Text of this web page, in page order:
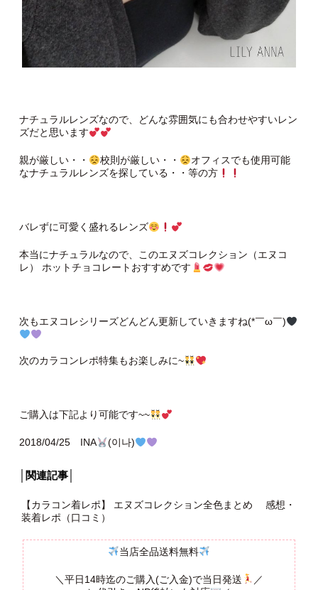
ナチュラルレンズなので、どんな雰囲気にも合わせやすいレン
ズだと思います
親が厳しい・・ 校則が厳しい・・
オフィスでも使用可能
なナチュラルレンズを探している・・等の方
バレずに可愛く盛れるレンズ
本当にナチュラルなので、このエヌズコレクション（エヌコ
レ） ホットチョコレートおすすめです
次もエヌコレシリーズどんどん更新していきますね(*￣ω￣)
次のカラコンレポ特集もお楽しみに~
ご購入は下記より可能です~~
2018/04/25 INA (이나)
│関連記事│
【カラコン着レポ】 エヌズコレクション全色まとめ 感想・
装着レポ（口コミ）
当店全品送料無料
＼平日14時迄のご購入(ご入金)で当日発送
／